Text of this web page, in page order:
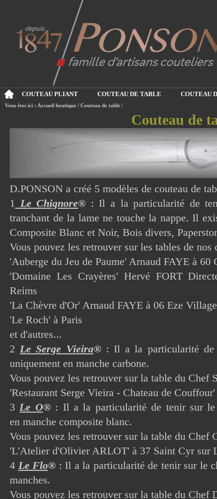
COUTEAU PLIANT COUTEAU DE TABLE COUTEAU
Vous êtes ici : Accueil boutique / Couteau de table /
Couteau de
D.PONSON a créé 5 modèles de couteau de
1 Le Chignore® : Il a la particularité de
tranchant de la lame ne touche la nappe. Il
Composite Blanc et Noir, Bois divers,
Vous pouvez les retrouver sur les tables de nos
'Auberge du Jeu de Paume' Arnaud FAYE à 60
'Domaine Les Crayères' Hervé FORT
Reims
'La Chèvre d'Or' Arnaud FAYE à 06 Eze Village
'Le Roch' à Paris
et d'autres...
2Le Serge Vieira®: Il a la particularité de
uniquement en manche carbone.
Vous pouvez les retrouver sur la table du Chef
'Restaurant Serge Vieira - Chateau de
3Le O®: Il a la particularité de tenir sur le
en manche composite blanc.
Vous pouvez les retrouver sur la table du Chef
'L'Atelier d'Olivier ARLOT' à 37 Saint Cyr sur
4 Le Flo® : Il a la particularité de tenir sur le
manches.
Vous pouvez les retrouver sur la table du Chef